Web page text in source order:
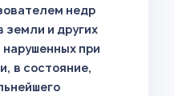
недр
земли и других
при
в состояние,